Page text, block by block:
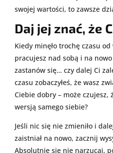
swojej wartości, to zawsze
Daj jej znać, że
Kiedy minęło trochę czasu
pracujesz nad sobą i na
zastanów się… czy dalej Ci
czasu zobaczyłeś, że wasz
Ciebie dobry – może czujesz,
wersją samego siebie?
Jeśli nic się nie zmieniło i
zaistniał na nowo, zacznij
Absolutnie się nie narzucaj,